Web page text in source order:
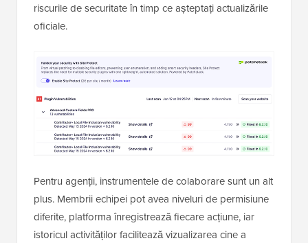
riscurile de securitate în timp ce așteptați actualizările
oficiale.
Pentru agenții, instrumentele de colaborare sunt un alt
plus. Membrii echipei pot avea niveluri de permisiune
diferite, platforma înregistrează fiecare acțiune, iar
istoricul activităților facilitează vizualizarea cine a